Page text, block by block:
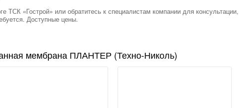
ТСК «Гострой» или обратитесь к специалистам компании для
Доступные цены.
мембрана ПЛАНТЕР (Техно-Николь)